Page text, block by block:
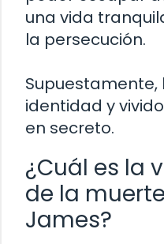
una vida
la persecución.
identidad y
en secreto.
¿Cuál es la
de la
James?